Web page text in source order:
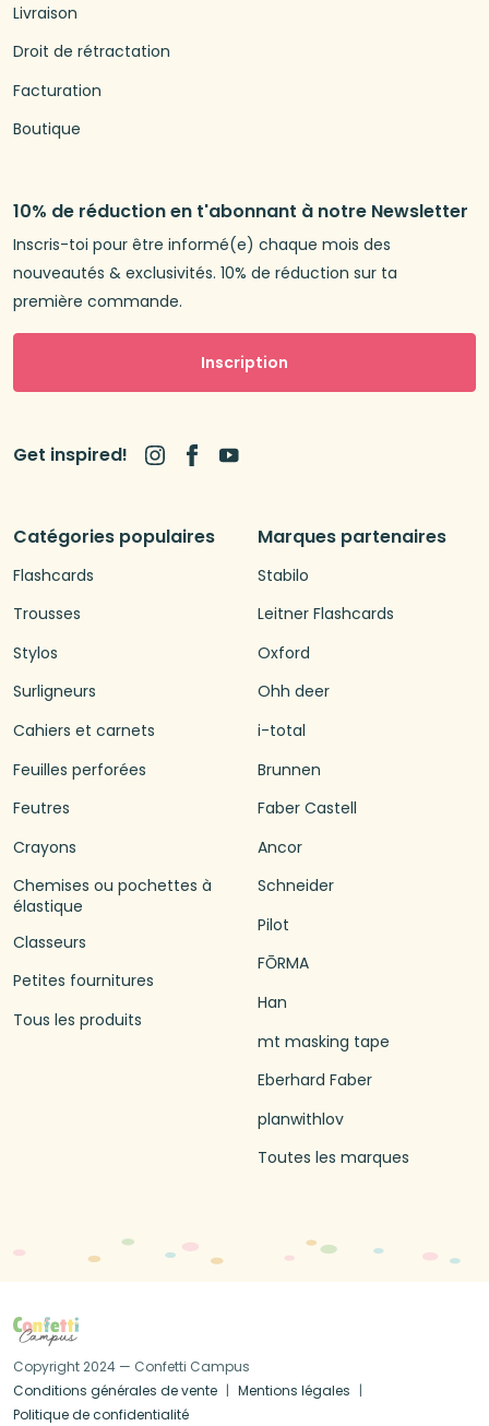
Catégories populaires
Flashcards
Trousses
Stylos
Surligneurs
Cahiers et carnets
Feuilles perforées
Feutres
Crayons
Chemises ou pochettes à
élastique
Classeurs
Petites fournitures
Tous les produits
Marques partenaires
Stabilo
Leitner Flashcards
Oxford
Ohh deer
i-total
Brunnen
Faber Castell
Ancor
Schneider
Pilot
FŌRMA
Han
mt masking tape
Eberhard Faber
planwithlov
Toutes les marques
Livraison
Droit de rétractation
Facturation
Boutique
10% de réduction en t'abonnant à notre Newsletter
Inscris-toi pour être informé(e) chaque mois des
nouveautés & exclusivités. 10% de réduction sur ta
première commande.
Inscription
Get inspired!
Copyright 2024 — Confetti Campus
Conditions générales de vente
Mentions légales
Politique de confidentialité